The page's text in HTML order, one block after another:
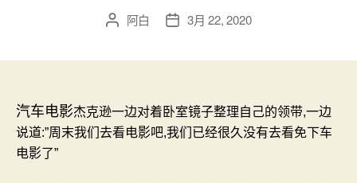
文 阿白
发 3月 22, 2020
汽车电影杰克逊一边对着卧室镜子整理自己的领带,一边
说道:”周末我们去看电影吧,我们已经很久没有去看免下车
电影了”